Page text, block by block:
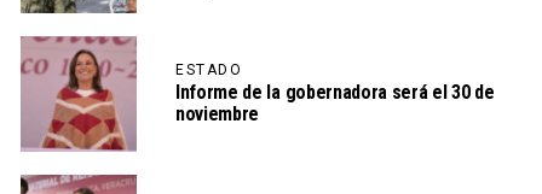
ESTADO
Informe de la gobernadora será el 30 de
noviembre